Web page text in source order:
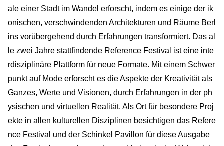
ale einer Stadt im Wandel erforscht, indem es einige der ik
onischen, verschwindenden Architekturen und Räume Berl
ins vorübergehend durch Erfahrungen transformiert. Das al
le zwei Jahre stattfindende Reference Festival ist eine inte
rdisziplinäre Plattform für neue Formate. Mit einem Schwer
punkt auf Mode erforscht es die Aspekte der Kreativität als
Ganzes, Werte und Visionen, durch Erfahrungen in der ph
ysischen und virtuellen Realität. Als Ort für besondere Proj
ekte in allen kulturellen Disziplinen besichtigen das Refere
nce Festival und der Schinkel Pavillon für diese Ausgabe